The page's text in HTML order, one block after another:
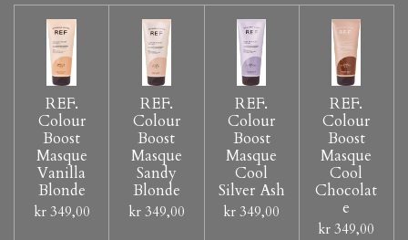
REF.
Colour
Boost
Masque
Vanilla
Blonde
kr 349,00
REF.
Colour
Boost
Masque
Sandy
Blonde
kr 349,00
REF.
Colour
Boost
Masque
Cool
Silver Ash
kr 349,00
REF.
Colour
Boost
Masque
Cool
Chocolat
e
kr 349,00